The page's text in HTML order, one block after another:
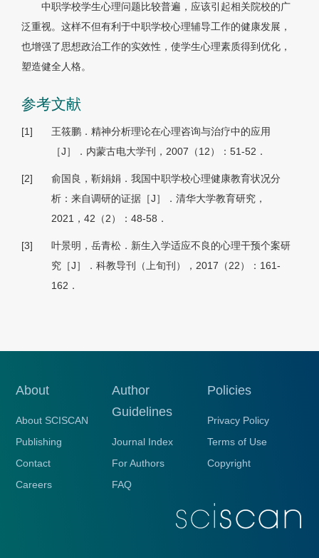
中职学校学生心理问题比较普遍，应该引起相关院校的广
泛重视。这样不但有利于中职学校心理辅导工作的健康发展，
也增强了思想政治工作的实效性，使学生心理素质得到优化，
塑造健全人格。
参考文献
[1]
王筱鹏．精神分析理论在心理咨询与治疗中的应用
［J］．内蒙古电大学刊，2007（12）：51-52．
[2]
俞国良，靳娟娟．我国中职学校心理健康教育状况分
析：来自调研的证据［J］．清华大学教育研究，
2021，42（2）：48-58．
[3]
叶景明，岳青松．新生入学适应不良的心理干预个案研
究［J］．科教导刊（上旬刊），2017（22）：161-
162．
About
About SCISCAN
Publishing
Contact
Careers
Author
Guidelines
Journal Index
For Authors
FAQ
Policies
Privacy Policy
Terms of Use
Copyright